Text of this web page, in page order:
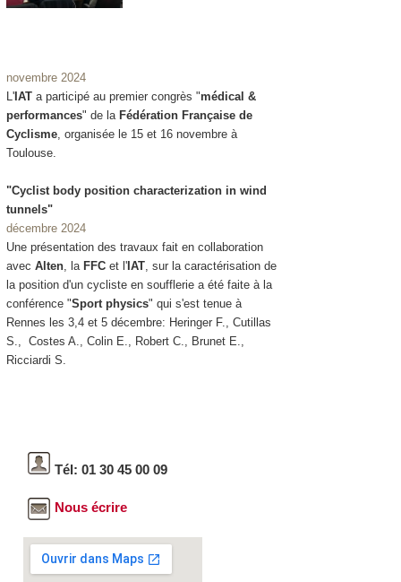
novembre 2024
L'IATa participé au premier congrès "médical &
performances" de la Fédération Française de
Cyclisme, organisée le 15 et 16 novembre à
Toulouse.
"Cyclist body position characterization in wind
tunnels"
décembre 2024
Une présentation des travaux fait en collaboration
avec Alten, la FFCet l'IAT, sur la caractérisation de
la position d'un cycliste en soufflerie a été faite à la
conférence "Sport physics" qui s'est tenue à
Rennes les 3,4 et 5 décembre: Heringer F., Cutillas
S., Costes A., Colin E., Robert C., Brunet E.,
Ricciardi S.
Tél: 01 30 45 00 09
Nous écrire